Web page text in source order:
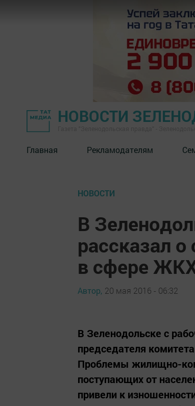
НОВОСТИ
Главная Рекламодателям
НОВОСТИ
В
рассказал
в сфере
Автор, 20 мая 2016 - 06:32
В Зеленодольске с
председателя
Проблемы жилищно-
поступающих от
привели к